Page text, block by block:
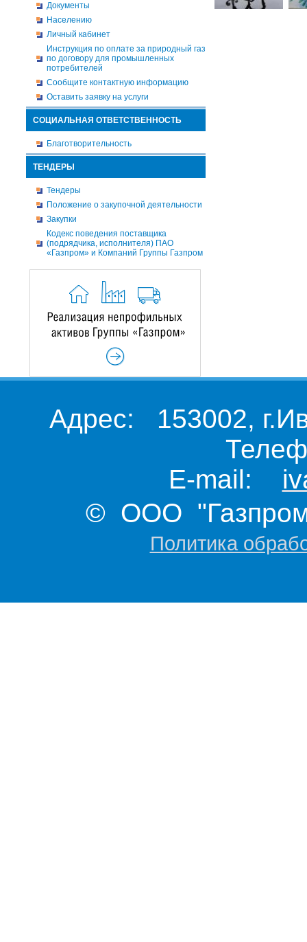
Документы
Населению
Личный кабинет
Инструкция по оплате за природный газ
по договору для промышленных
потребителей
Сообщите контактную информацию
Оставить заявку на услуги
СОЦИАЛЬНАЯ ОТВЕТСТВЕННОСТЬ
Благотворительность
ТЕНДЕРЫ
Тендеры
Положение о закупочной деятельности
Закупки
Кодекс поведения поставщика
(подрядчика, исполнителя) ПАО
«Газпром» и Компаний Группы Газпром
Адрес: 153002,
E-mail:
© ООО "Газпром
Политика